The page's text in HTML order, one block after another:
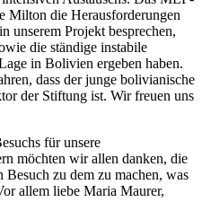
Milton die Herausforderungen
unserem Projekt besprechen,
die ständige instabile
in Bolivien ergeben haben.
dass der junge bolivianische
der Stiftung ist. Wir freuen uns
für unsere
möchten wir allen danken, die
Besuch zu dem zu machen, was
allem liebe Maria Maurer,